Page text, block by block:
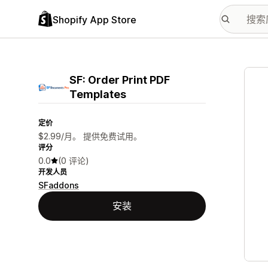
Shopify App Store
SF: Order Print PDF
Templates
定价
$2.99/月。 提供免费试用。
评分
0.0 (0 评论)
开发人员
SFaddons
安装
配图